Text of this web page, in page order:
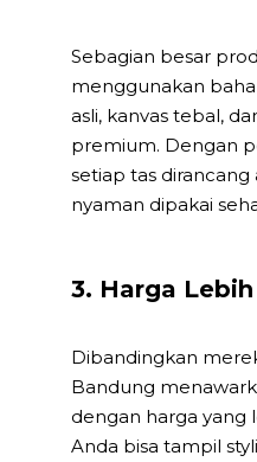
Sebagian besar
menggunakan
asli, kanvas tebal,
premium. Dengan
setiap tas
nyaman dipakai
3. Harga
Dibandingkan
Bandung
dengan harga yang
Anda bisa tampil